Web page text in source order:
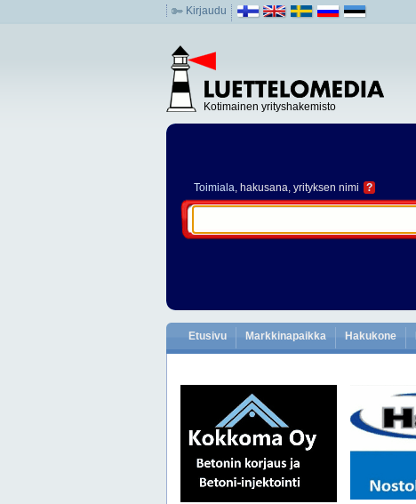
Kirjaudu
Kotimainen yrityshakemisto
Toimiala, hakusana, yrityksen nimi ?
Etusivu Markkinapaikka Hakukone